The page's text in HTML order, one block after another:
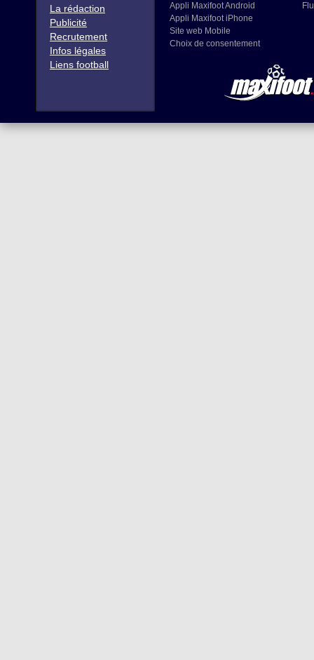
La rédaction
Publicité
Recrutement
Infos légales
Liens football
Appli Maxifoot Android
Appli Maxifoot iPhone
Site web Mobile
Choix de consentement